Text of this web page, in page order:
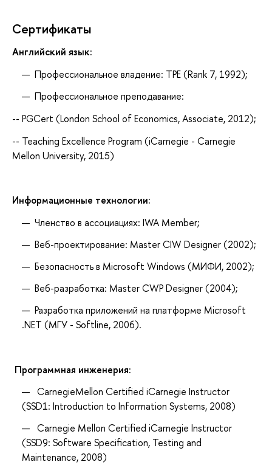
Сертификаты
Английский язык:
Профессиональное владение: TPE (Rank 7, 1992);
Профессиональное преподавание:
-- PGCert (London School of Economics, Associate, 2012);
-- Teaching Excellence Program (iCarnegie - Carnegie
Mellon University, 2015)
Информационные технологии:
Членство в ассоциациях: IWA Member;
Веб-проектирование: Master CIW Designer (2002);
Безопасность в Microsoft Windows (МИФИ, 2002);
Веб-разработка: Master CWP Designer (2004);
Разработка приложений на платформе Microsoft
.NET (МГУ - Softline, 2006).
Программная инженерия:
CarnegieMellon Certified iCarnegie Instructor
(SSD1: Introduction to Information Systems, 2008)
Carnegie Mellon Certified iCarnegie Instructor
(SSD9: Software Specification, Testing and
Maintenance, 2008)